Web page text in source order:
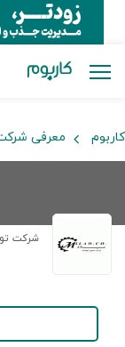
کاربوم معرفی
شرکت